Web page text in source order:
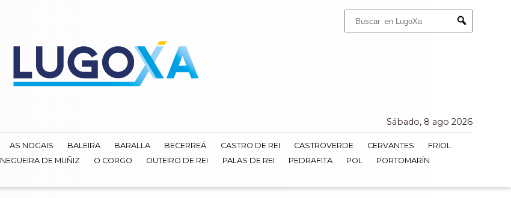
Submit
Sábado, 8 ago 2026
AS NOGAIS BALEIRA BARALLA BECERREÁ CASTRO DE REI CASTROVERDE CERVANTES
FRIOL
NEGUEIRA DE MUÑIZ O CORGO OUTEIRO DE REI PALAS DE REI PEDRAFITA POL
PORTOMARÍN